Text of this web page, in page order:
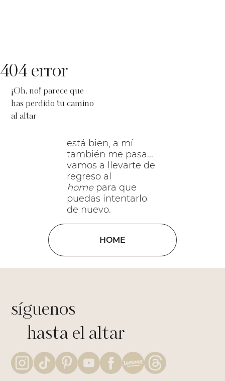
HOME
¡Oh, no! parece que
has perdido tu camino
al altar
404 error
está bien, a mí
también me pasa...
vamos a llevarte de
regreso al
homepara que
puedas intentarlo
de nuevo.
síguenos
hasta el altar